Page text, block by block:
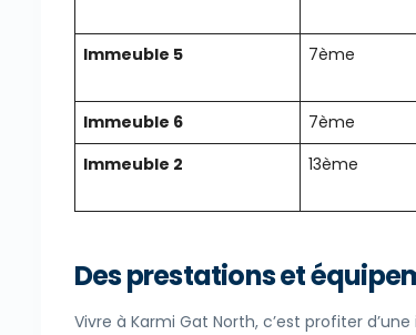
Immeuble 5 7ème
Immeuble 6 7ème
Immeuble 2
13ème
Des prestations et
Vivre à Karmi Gat North, c’est profiter